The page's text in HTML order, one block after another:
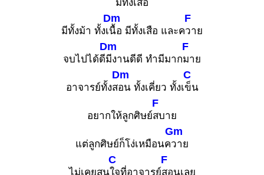
มีทั้งเสือ
มีทั้งม้า ทั้งเ
Dm
นื้อ มีทั้งเสือ และค
F
วาย
จบไปได้ดี
Dm
มีงานดีดี ทำมีมาก
F
มาย
อาจารย์ทั้งส
Dm
อน ทั้งเคี่ยว ทั้งเ
C
ข็น
อยากให้ลูกศิษย์
F
สบาย
แต่ลูกศิษย์ก็โง่เหมือนค
Gm
วาย
ไม่เคยสน
C
ใจที่อาจารย์
F
สอนเลย